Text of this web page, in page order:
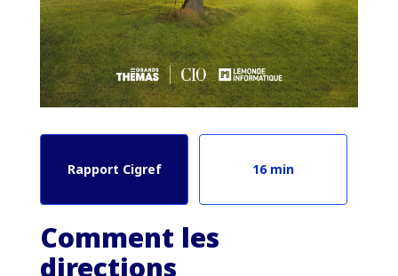
Rapport Cigref 16 min
Comment les
directions